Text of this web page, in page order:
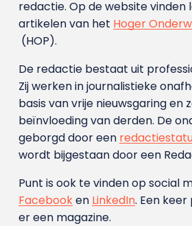
redactie. Op de website vinden
artikelen van het Hoger
(HOP).
De redactie bestaat uit
Zij werken in journalistieke
basis van vrije nieuwsgaring en
beïnvloeding van derden. De
geborgd door een
wordt bijgestaan door een
Punt is ook te vinden op social
Facebooken LinkedIn. Een
er een magazine.